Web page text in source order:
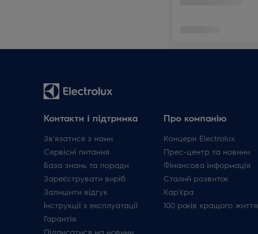
Контакти і підтримка
Зв'язатися з нами
Сервісні питання
База знань та поради
Зареєструвати виріб
Залишити відгук
Інструкції з експлуатації
Гарантія
Підписатися на новини
Про компанію
Концерн Electrolux
Прес-центр та новини
Фінансова інформація
Сталий розвиток
Кар'єра
100 років кращого життя